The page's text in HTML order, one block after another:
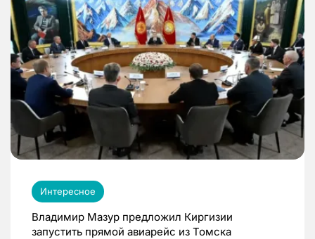
Интересное
Владимир Мазур предложил Киргизии
запустить прямой авиарейс из Томска